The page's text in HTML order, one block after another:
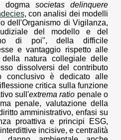
dogma societas delinquere
, con analisi dei modelli
dell'Organismo di Vigilanza,
del modello e del
di poi", della difficile
e vantaggio rispetto alle
natura collegiale delle
dissolversi del contributo
conclusivo è dedicato alle
critica sulla funzione
sull'extrema ratio penale o
penale, valutazione della
amministrativo, enfasi su
proattiva e principi ESG,
incisive, e centralità